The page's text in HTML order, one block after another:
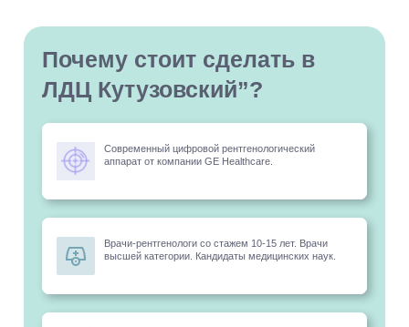
Почему стоит сделать в
ЛДЦ Кутузовский”?
Современный цифровой рентгенологический
аппарат от компании GE Healthcare.
Врачи-рентгенологи со стажем 10-15 лет. Врачи
высшей категории. Кандидаты медицинских наук.